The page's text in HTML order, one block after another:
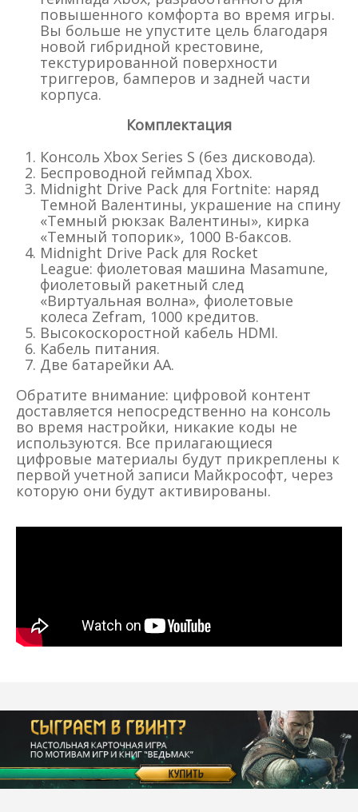
повышенного комфорта во время игры.
Вы больше не упустите цель благодаря
новой гибридной крестовине,
текстурированной поверхности
триггеров, бамперов и задней части
корпуса.
Комплектация
Консоль Xbox Series S (без дисковода).
Беспроводной геймпад Xbox.
Midnight Drive Pack для Fortnite: наряд
Темной Валентины, украшение на спину
«Темный рюкзак Валентины», кирка
«Темный топорик», 1000 В-баксов.
Midnight Drive Pack для Rocket
League: фиолетовая машина Masamune,
фиолетовый ракетный след
«Виртуальная волна», фиолетовые
колеса Zefram, 1000 кредитов.
Высокоскоростной кабель HDMI.
Кабель питания.
Две батарейки AA.
Обратите внимание: цифровой контент
доставляется непосредственно на консоль
во время настройки, никакие коды не
используются. Все прилагающиеся
цифровые материалы будут прикреплены к
первой учетной записи Майкрософт, через
которую они будут активированы.